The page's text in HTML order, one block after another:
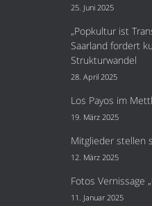
25. Juni 2025
„Popkultur ist
Saarland fordert
Strukturwandel
28. April 2025
Los Payos im
19. März 2025
Mitglieder stellen
12. März 2025
Fotos Vernissage
11. Januar 2025